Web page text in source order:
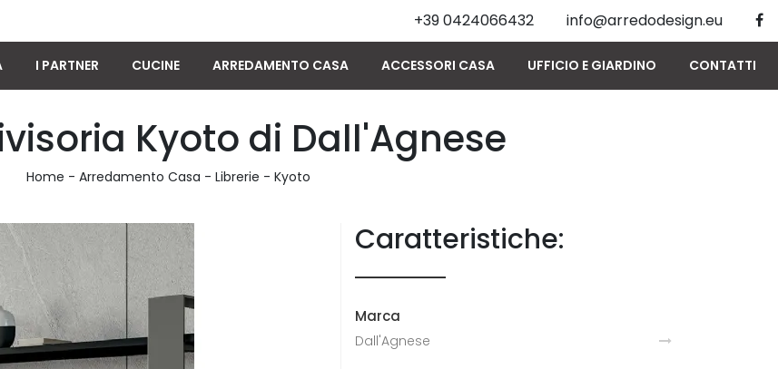
+39 0424066432 info@arredodesign.eu
I PARTNER CUCINE ARREDAMENTO CASA ACCESSORI CASA UFFICIO E GIARDINO CONTATTI
Kyoto di Dall'Agnese
Home - Arredamento Casa - Librerie - Kyoto
Caratteristiche:
Marca
Dall'Agnese